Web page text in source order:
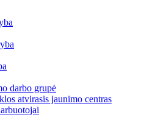
darbo grupė
atvirasis jaunimo centras